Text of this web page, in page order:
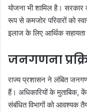
योजना भी शामिल है। सरकार
रूप से कमजोर परिवारों को
इलाज के लिए आर्थिक
जनगणना
राज्य प्रशासन ने लंबित
हैं। अधिकारियों के मुताबिक,
संबंधित विभागों को आवश्यक